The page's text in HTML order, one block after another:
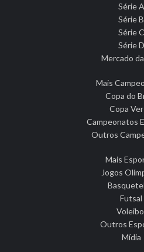
Série A
Série B
Série C
Série D
Mercado
Mais
Copa do
Copa
Campeonatos
Outros
Mais
Jogos
Futsal
Outros
Mídia